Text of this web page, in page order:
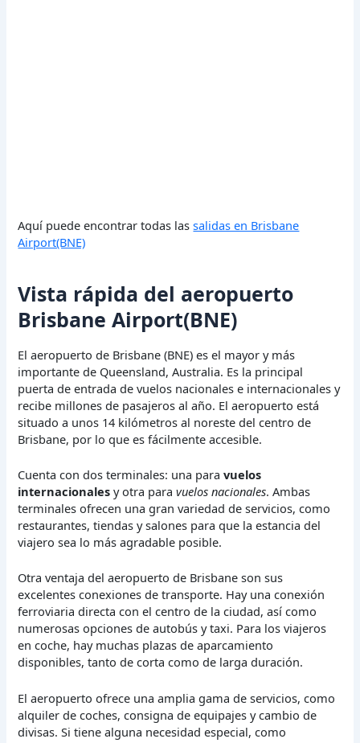
Aquí puede encontrar todas lassalidas en Brisbane
Airport(BNE)
Vista rápida del aeropuerto
Brisbane Airport(BNE)
El aeropuerto de Brisbane (BNE) es el mayor y más
importante de Queensland, Australia. Es la principal
puerta de entrada de vuelos nacionales e internacionales y
recibe millones de pasajeros al año. El aeropuerto está
situado a unos 14 kilómetros al noreste del centro de
Brisbane, por lo que es fácilmente accesible.
Cuenta con dos terminales: una paravuelos
internacionales y otra paravuelos nacionales. Ambas
terminales ofrecen una gran variedad de servicios, como
restaurantes, tiendas y salones para que la estancia del
viajero sea lo más agradable posible.
Otra ventaja del aeropuerto de Brisbane son sus
excelentes conexiones de transporte. Hay una conexión
ferroviaria directa con el centro de la ciudad, así como
numerosas opciones de autobús y taxi. Para los viajeros
en coche, hay muchas plazas de aparcamiento
disponibles, tanto de corta como de larga duración.
El aeropuerto ofrece una amplia gama de servicios, como
alquiler de coches, consigna de equipajes y cambio de
divisas. Si tiene alguna necesidad especial, como